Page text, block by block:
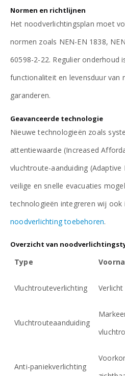
Normen en richtlijnen
Het noodverlichtingsplan moet
normen zoals NEN-EN 1838,
60598-2-22. Regulier onderhoud
functionaliteit en levensduur van
garanderen.
Geavanceerde technologie
Nieuwe technologieën zoals
attentiewaarde (Increased
vluchtroute-aanduiding (Adaptive
veilige en snelle evacuaties
technologieën integreren wij ook
noodverlichting toebehoren.
Overzicht van
Type
Vluchtrouteverlichting
Vluchtrouteaanduiding
Anti-paniekverlichting